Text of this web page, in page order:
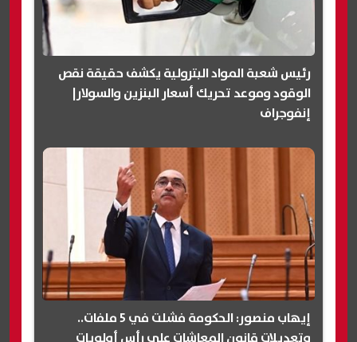
رئيس شعبة المواد البترولية يكشف حقيقة نقص
الوقود وموعد تحريك أسعار البنزين والسولار|
إنفوجراف
إيهاب منصور: الحكومة فشلت في 5 ملفات..